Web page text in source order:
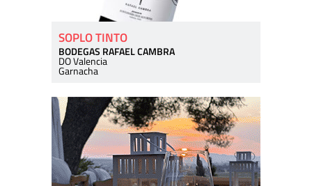
SOPLO TINTO
BODEGAS RAFAEL CAMBRA
DO Valencia
Garnacha